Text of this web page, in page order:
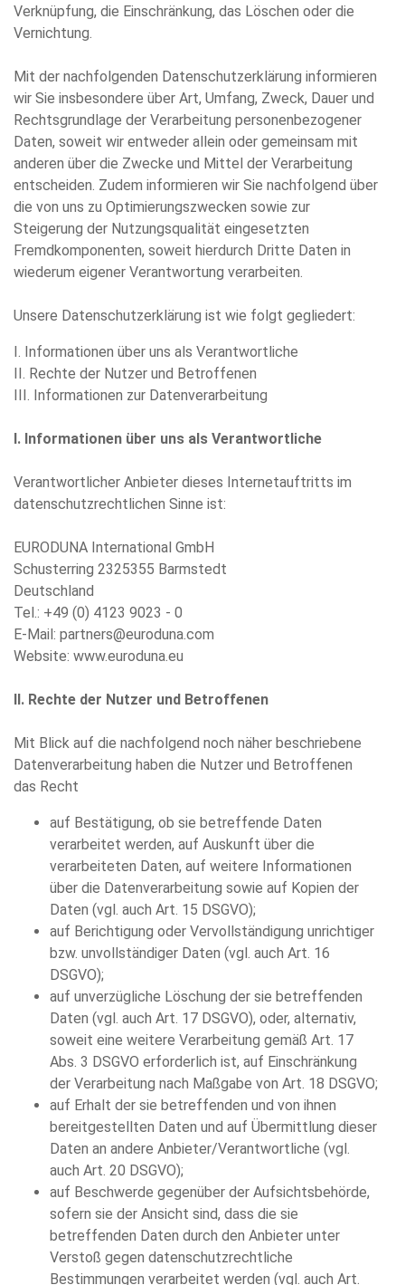
Verknüpfung, die Einschränkung, das Löschen oder die
Vernichtung.
Mit der nachfolgenden Datenschutzerklärung informieren
wir Sie insbesondere über Art, Umfang, Zweck, Dauer und
Rechtsgrundlage der Verarbeitung personenbezogener
Daten, soweit wir entweder allein oder gemeinsam mit
anderen über die Zwecke und Mittel der Verarbeitung
entscheiden. Zudem informieren wir Sie nachfolgend über
die von uns zu Optimierungszwecken sowie zur
Steigerung der Nutzungsqualität eingesetzten
Fremdkomponenten, soweit hierdurch Dritte Daten in
wiederum eigener Verantwortung verarbeiten.
Unsere Datenschutzerklärung ist wie folgt gegliedert:
I. Informationen über uns als Verantwortliche
II. Rechte der Nutzer und Betroffenen
III. Informationen zur Datenverarbeitung
I. Informationen über uns als Verantwortliche
Verantwortlicher Anbieter dieses Internetauftritts im
datenschutzrechtlichen Sinne ist:
EURODUNA International GmbH
Schusterring 2325355 Barmstedt
Deutschland
Tel.: +49 (0) 4123 9023 - 0
E-Mail: partners@euroduna.com
Website: www.euroduna.eu
II. Rechte der Nutzer und Betroffenen
Mit Blick auf die nachfolgend noch näher beschriebene
Datenverarbeitung haben die Nutzer und Betroffenen
das Recht
auf Bestätigung, ob sie betreffende Daten
verarbeitet werden, auf Auskunft über die
verarbeiteten Daten, auf weitere Informationen
über die Datenverarbeitung sowie auf Kopien der
Daten (vgl. auch Art. 15 DSGVO);
auf Berichtigung oder Vervollständigung unrichtiger
bzw. unvollständiger Daten (vgl. auch Art. 16
DSGVO);
auf unverzügliche Löschung der sie betreffenden
Daten (vgl. auch Art. 17 DSGVO), oder, alternativ,
soweit eine weitere Verarbeitung gemäß Art. 17
Abs. 3 DSGVO erforderlich ist, auf Einschränkung
der Verarbeitung nach Maßgabe von Art. 18 DSGVO;
auf Erhalt der sie betreffenden und von ihnen
bereitgestellten Daten und auf Übermittlung dieser
Daten an andere Anbieter/Verantwortliche (vgl.
auch Art. 20 DSGVO);
auf Beschwerde gegenüber der Aufsichtsbehörde,
sofern sie der Ansicht sind, dass die sie
betreffenden Daten durch den Anbieter unter
Verstoß gegen datenschutzrechtliche
Bestimmungen verarbeitet werden (vgl. auch Art.